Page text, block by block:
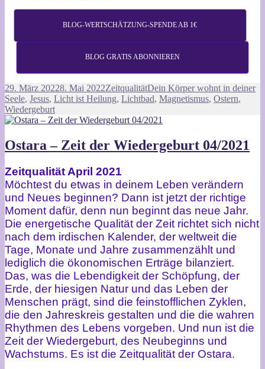
BLOG-WERTSCHÄTZUNG-SPENDE AB 1€
BLOG GRATIS ABONNIEREN
Veröffentlicht
am
29. März 20228. Mai 2022Kategorien
ZeitqualitätSchlagwörter
Dein Körper wohnt in deiner
Seele, Jesus, Licht ist Heilung, Lichtbad, Magnetismus, Ostern,
Wiedergeburt
Ostara – Zeit der Wiedergeburt 04/2021
Zeitqualität April 2021
Möchtest du etwas in deinem Leben verändern
und Neues beginnen? Dann ist jetzt der richtige
Moment dafür, denn nun beginnt das neue Jahr.
Die energetische Qualität der Zeit richtet sich nicht
nach dem irdischen Kalender, der weltweit die
Tage, Monate und Jahre zusammenzählt und
lediglich die ökonomischen Erträge bilanziert.
Das, was die Lebendigkeit der Schöpfung, der
Erde, der hiesigen Natur und das Leben der
Menschen prägt, sind die feinstofflichen Zyklen,
die den Jahreskreis gestalten und die die wahren
Rhythmen des Lebens vorgeben. Und nun ist die
Zeit der Wiedergeburt, des Neubeginns und
Wachstums. Es ist die Zeitqualität der Ostara.